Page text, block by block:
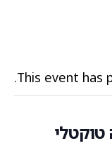
This event has
טוקטלי